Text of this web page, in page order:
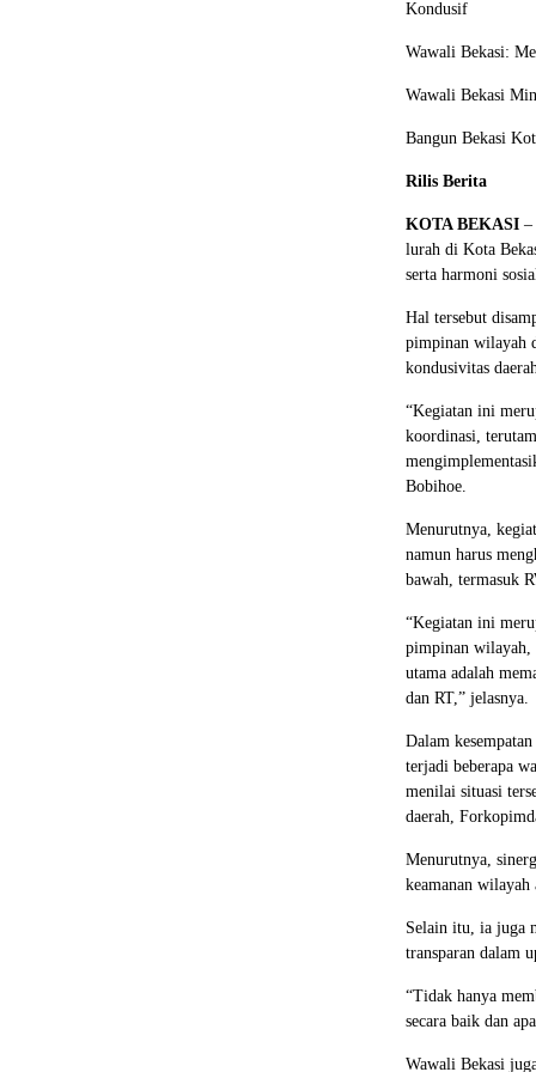
Kondusif
Wawali Bekasi:
Wawali Bekasi
Bangun Bekasi
Rilis Berita
KOTA BEKASI –
lurah di Kota
serta harmoni
Hal tersebut
pimpinan wilayah
kondusivitas
“Kegiatan ini
koordinasi,
Bobihoe.
Menurutnya,
namun harus
bawah, termasuk
“Kegiatan ini
pimpinan wilayah,
utama adalah
dan RT,” jelasnya.
Dalam
terjadi beberapa
menilai situasi
daerah,
Menurutnya,
keamanan wilayah
Selain itu, ia juga
transparan dalam
“Tidak hanya
secara baik dan
Wawali Bekasi